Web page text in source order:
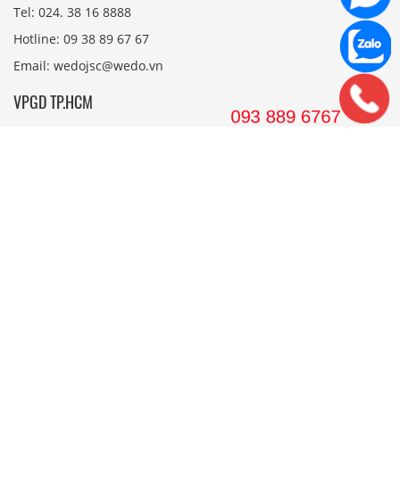
Tel: 024. 38 16 8888
Hotline: 09 38 89 67 67
Email: wedojsc@wedo.vn
VPGD TP.HCM